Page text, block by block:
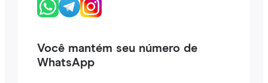
Você mantém seu número de
WhatsApp